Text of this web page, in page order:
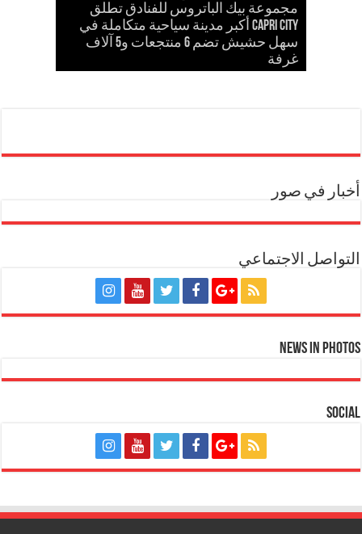
مجموعة بيك الباتروس للفنادق تطلق
Capri City أكبر مدينة سياحية متكاملة في
سهل حشيش تضم 6 منتجعات و5 آلاف
غرفة
مدحت بركات يكتب: كلمة حق في حسام
حسن
مدحت بركات يستقبل الشيخ كامل مطر
في لقاء ودي حاشد بمنشية القناطر
بحضور قيادات القبائل والعائلات المصرية
إسلام حشاد وإبراهيم حشاد يخطفان
الأنظار بتصميم عالمي ارتدته سلمى عادل
في مهرجان كان
Cinema Track أول منصة رقمية لرصد
إيرادات السينما المصرية
أخبار في صور
التواصل الاجتماعي
News in Photos
Social